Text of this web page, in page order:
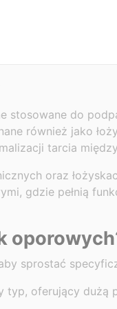
stosowane do
również jako
tarcia
oraz
gdzie pełnią
sprostać
typ, oferujący dużą